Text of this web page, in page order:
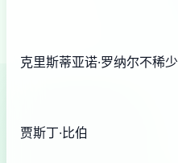
克里斯蒂亚诺·罗纳尔不稀少
贾斯丁·比伯